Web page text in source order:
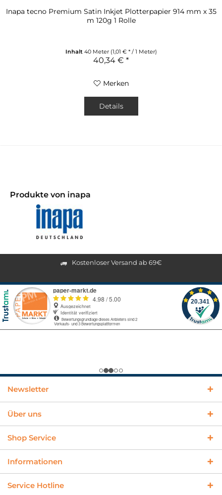
Inapa tecno Premium Satin Inkjet Plotterpapier 914 mm x 35
m 120g 1 Rolle
Inhalt 40 Meter (1,01 € * / 1 Meter)
40,34 € *
Merken
Details
Produkte von inapa
Kostenloser Versand ab 69€
Newsletter
Über uns
Shop Service
Informationen
Service Hotline